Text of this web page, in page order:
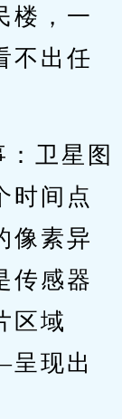
楼，一
不出任
卫星图
时间点
像素异
传感器
区域
现出